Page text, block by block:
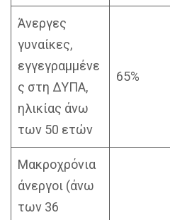
Άνεργες
γυναίκες,
εγγεγραμμένε
ς στη ΔΥΠΑ,
ηλικίας άνω
των 50 ετών
65%
Μακροχρόνια
άνεργοι (άνω
των 36